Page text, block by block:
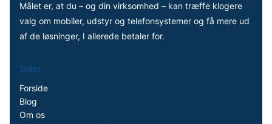
Målet er, at du – og din virksomhed – kan træffe klogere
valg om mobiler, udstyr og telefonsystemer og få mere ud
af de løsninger, I allerede betaler for.
Sider
Forside
Blog
Om os